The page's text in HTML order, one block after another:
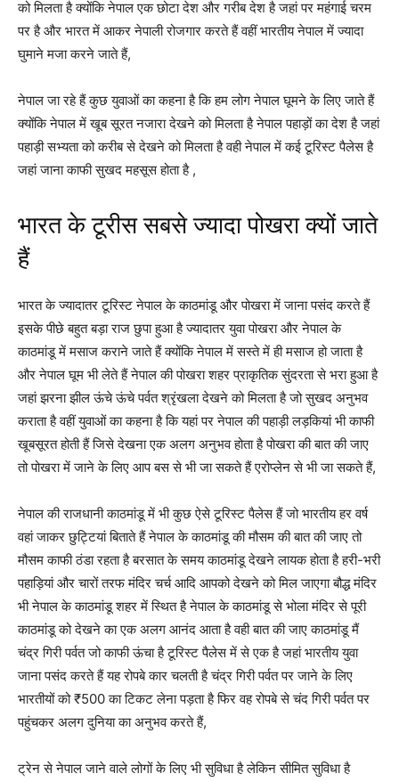
को मिलता है क्योंकि नेपाल एक छोटा देश और गरीब देश है जहां पर महंगाई चरम
पर है और भारत में आकर नेपाली रोजगार करते हैं वहीं भारतीय नेपाल में ज्यादा
घुमाने मजा करने जाते हैं,
नेपाल जा रहे हैं कुछ युवाओं का कहना है कि हम लोग नेपाल घूमने के लिए जाते हैं
क्योंकि नेपाल में खूब सूरत नजारा देखने को मिलता है नेपाल पहाड़ों का देश है जहां
पहाड़ी सभ्यता को करीब से देखने को मिलता है वही नेपाल में कई टूरिस्ट पैलेस है
जहां जाना काफी सुखद महसूस होता है ,
भारत के टूरीस सबसे ज्यादा पोखरा क्यों जाते
हैं
भारत के ज्यादातर टूरिस्ट नेपाल के काठमांडू और पोखरा में जाना पसंद करते हैं
इसके पीछे बहुत बड़ा राज छुपा हुआ है ज्यादातर युवा पोखरा और नेपाल के
काठमांडू में मसाज कराने जाते हैं क्योंकि नेपाल में सस्ते में ही मसाज हो जाता है
और नेपाल घूम भी लेते हैं नेपाल की पोखरा शहर प्राकृतिक सुंदरता से भरा हुआ है
जहां झरना झील ऊंचे ऊंचे पर्वत श्रृंखला देखने को मिलता है जो सुखद अनुभव
कराता है वहीं युवाओं का कहना है कि यहां पर नेपाल की पहाड़ी लड़कियां भी काफी
खूबसूरत होती हैं जिसे देखना एक अलग अनुभव होता है पोखरा की बात की जाए
तो पोखरा में जाने के लिए आप बस से भी जा सकते हैं एरोप्लेन से भी जा सकते हैं,
नेपाल की राजधानी काठमांडू में भी कुछ ऐसे टूरिस्ट पैलेस हैं जो भारतीय हर वर्ष
वहां जाकर छुट्टियां बिताते हैं नेपाल के काठमांडू की मौसम की बात की जाए तो
मौसम काफी ठंडा रहता है बरसात के समय काठमांडू देखने लायक होता है हरी-भरी
पहाड़ियां और चारों तरफ मंदिर चर्च आदि आपको देखने को मिल जाएगा बौद्ध मंदिर
भी नेपाल के काठमांडू शहर में स्थित है नेपाल के काठमांडू से भोला मंदिर से पूरी
काठमांडू को देखने का एक अलग आनंद आता है वही बात की जाए काठमांडू मैं
चंद्र गिरी पर्वत जो काफी ऊंचा है टूरिस्ट पैलेस में से एक है जहां भारतीय युवा
जाना पसंद करते हैं यह रोपबे कार चलती है चंद्र गिरी पर्वत पर जाने के लिए
भारतीयों को ₹500 का टिकट लेना पड़ता है फिर वह रोपबे से चंद गिरी पर्वत पर
पहुंचकर अलग दुनिया का अनुभव करते हैं,
ट्रेन से नेपाल जाने वाले लोगों के लिए भी सुविधा है लेकिन सीमित सुविधा है